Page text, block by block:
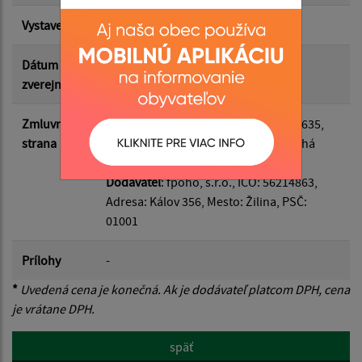
Suma do:
Vystavená 02.07.2026
Dátum
zverejnenia
02.07.2026
Zmluvná
strana
Odberateľ: Suchá Dolina, IČO: 00690635,
Adresa: Suchá Dolina 68, Mesto: Suchá
Dolina, PSČ: 08243
Dodávateľ: fpoho, s.r.o., IČO: 56214863,
Adresa: Kálov 356, Mesto: Žilina, PSČ:
01001
Prílohy
-
* Uvedená cena je konečná. Ak je dodávateľ platcom DPH, cena
je vrátane DPH.
späť